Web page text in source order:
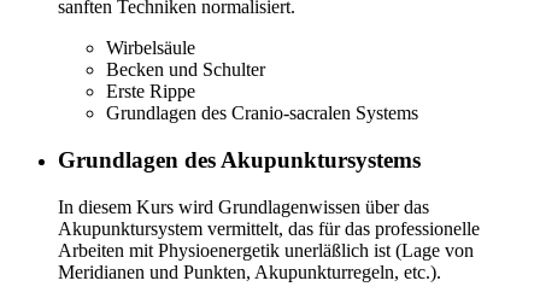
sanften Techniken normalisiert.
Wirbelsäule
Becken und Schulter
Erste Rippe
Grundlagen des Cranio-sacralen Systems
Grundlagen des Akupunktursystems
In diesem Kurs wird Grundlagenwissen über das
Akupunktursystem vermittelt, das für das professionelle
Arbeiten mit Physioenergetik unerläßlich ist (Lage von
Meridianen und Punkten, Akupunkturregeln, etc.).